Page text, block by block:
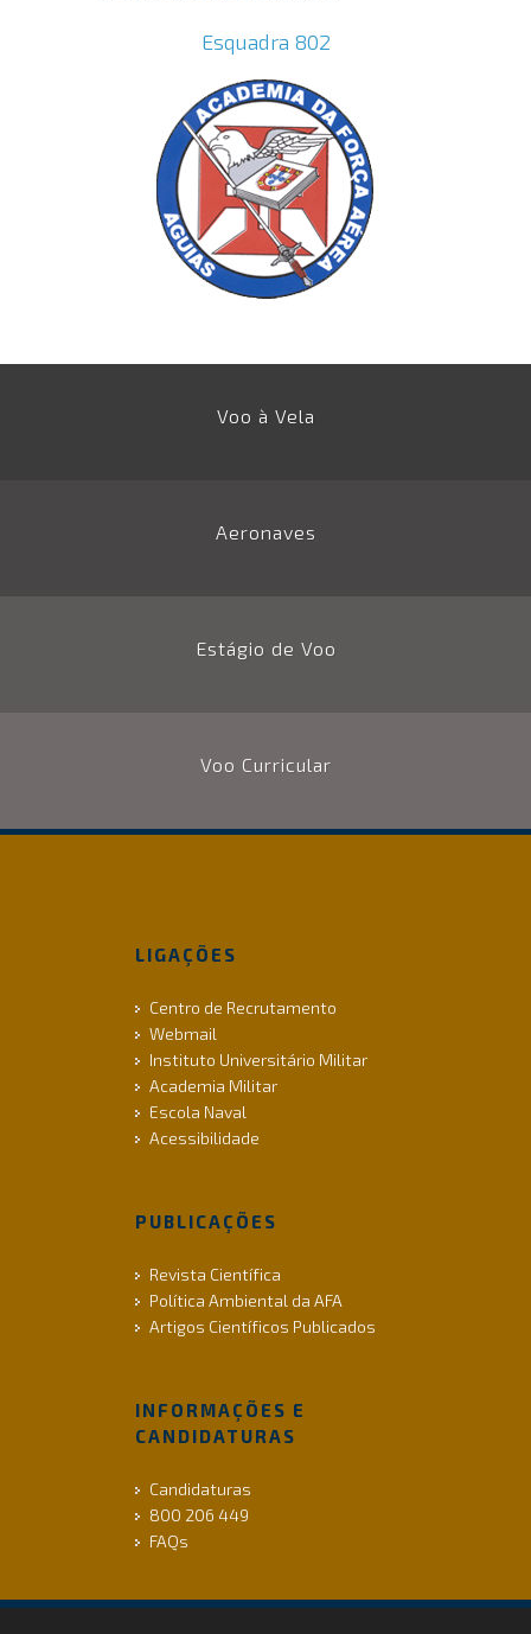
Esquadra 802
Voo à Vela
Aeronaves
Estágio de Voo
Voo Curricular
LIGAÇÕES
Centro de Recrutamento
Webmail
Instituto Universitário Militar
Academia Militar
Escola Naval
Acessibilidade
PUBLICAÇÕES
Revista Científica
Política Ambiental da AFA
Artigos Científicos Publicados
INFORMAÇÕES E
CANDIDATURAS
Candidaturas
800 206 449
FAQs